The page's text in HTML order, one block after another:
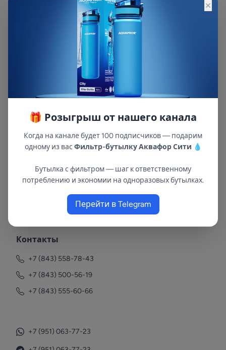
гидроаккумулятора с 5-ти выводным
штуцером. Нержавеющая оплетка,
повышенная стойкость к скручиванию.
Присоединительный размер - 1 дюйм. Угол 90
градусов для удобного подключения к
гидроаккумулятору.
В республиках Татарстан и Марий Эл
с 2002 года.
Контакты
+7 (843) 558-78-43
+7 (843) 500-56-19
+7 (843) 555-60-66
+7 (951) 063-77-23
×
🎁 Розыгрыш от нашего канала
Когда на канале будет 100 подписчиков — подарим
одному из вас Фильтр-бутылку Аквафор Сити 💧
Бутылка с фильтром — шаг к ответственному
потреблению и экономии на одноразовых бутылках.
Перейти в Telegram